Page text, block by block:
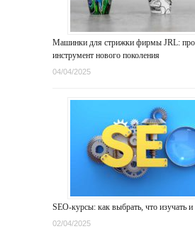
Машинки для стрижки фирмы JRL:
инструмент нового поколения
04/04/2025
SEO-курсы: как выбрать, что изучать и
02/04/2025